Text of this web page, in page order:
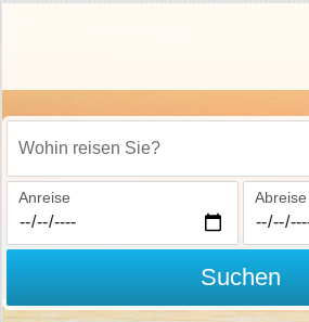
Wohin reisen Sie?
Anreise Abreise
Suchen